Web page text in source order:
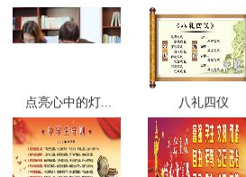
点亮心中的灯... 八礼四仪